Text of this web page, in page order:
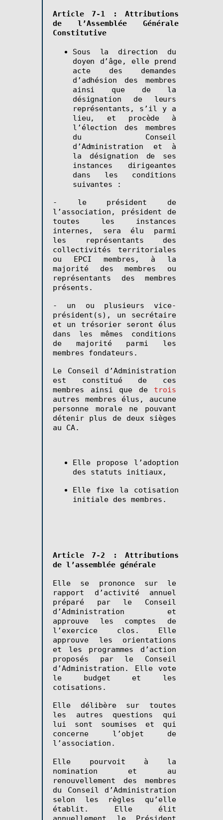
Article 7-1 : Attributions
de l’Assemblée Générale
Constitutive
Sous la direction du
doyen d’âge, elle prend
acte des demandes
d’adhésion des membres
ainsi que de la
désignation de leurs
représentants, s’il y a
lieu, et procède à
l’élection des membres
du Conseil
d’Administration et à
la désignation de ses
instances dirigeantes
dans les conditions
suivantes :
- le président de
l’association, président de
toutes les instances
internes, sera élu parmi
les représentants des
collectivités territoriales
ou EPCI membres, à la
majorité des membres ou
représentants des membres
présents.
- un ou plusieurs vice-
président(s), un secrétaire
et un trésorier seront élus
dans les mêmes conditions
de majorité parmi les
membres fondateurs.
Le Conseil d’Administration
est constitué de ces
membres ainsi que de trois
autres membres élus, aucune
personne morale ne pouvant
détenir plus de deux sièges
au CA.
Elle propose l’adoption
des statuts initiaux,
Elle fixe la cotisation
initiale des membres.
Article 7-2 : Attributions
de l’assemblée générale
Elle se prononce sur le
rapport d’activité annuel
préparé par le Conseil
d’Administration et
approuve les comptes de
l’exercice clos. Elle
approuve les orientations
et les programmes d’action
proposés par le Conseil
d’Administration. Elle vote
le budget et les
cotisations.
Elle délibère sur toutes
les autres questions qui
lui sont soumises et qui
concerne l’objet de
l’association.
Elle pourvoit à la
nomination et au
renouvellement des membres
du Conseil d’Administration
selon les règles qu’elle
établit. Elle élit